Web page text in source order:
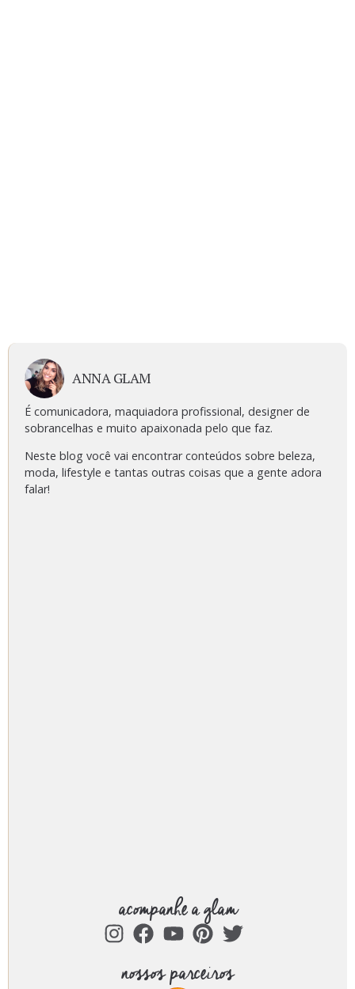
ANNA GLAM
É comunicadora, maquiadora profissional, designer de
sobrancelhas e muito apaixonada pelo que faz.
Neste blog você vai encontrar conteúdos sobre beleza,
moda, lifestyle e tantas outras coisas que a gente adora
falar!
acompanhe a glam
nossos parceiros